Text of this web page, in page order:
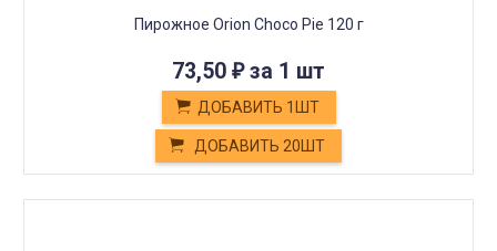
Пирожное Orion Choco Pie 120 г
73,50 ₽за 1 шт
ДОБАВИТЬ 1ШТ
ДОБАВИТЬ 20ШТ